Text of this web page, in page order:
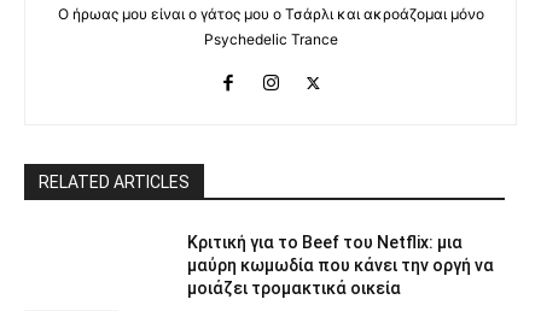
Ο ήρωας μου είναι ο γάτος μου ο Τσάρλι και ακροάζομαι μόνο
Psychedelic Trance
RELATED ARTICLES
Κριτική για το Beef του Netflix: μια
μαύρη κωμωδία που κάνει την οργή να
μοιάζει τρομακτικά οικεία